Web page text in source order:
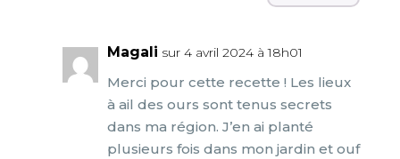
Magali sur 4 avril 2024 à 18h01
Merci pour cette recette ! Les lieux
à ail des ours sont tenus secrets
dans ma région. J’en ai planté
plusieurs fois dans mon jardin et ouf